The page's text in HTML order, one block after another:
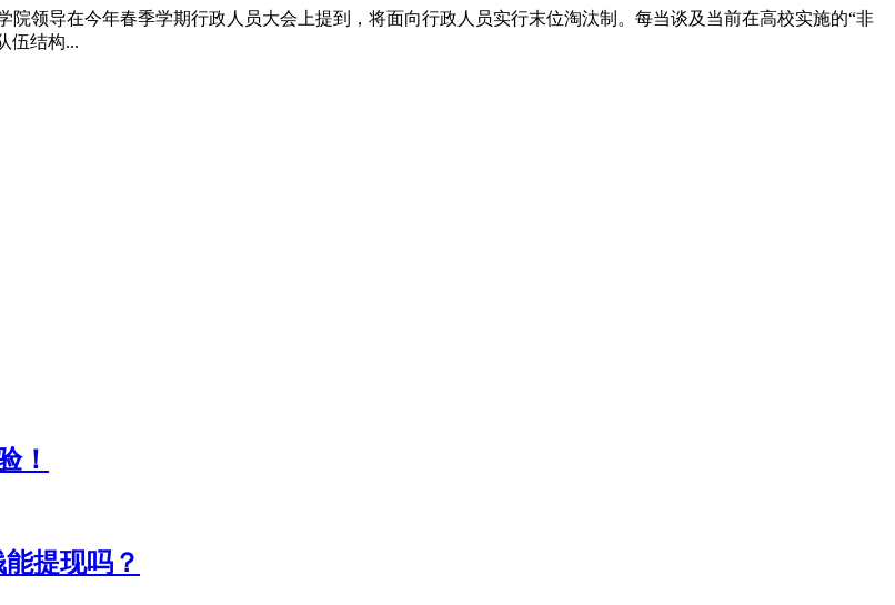
院领导在今年春季学期行政人员大会上提到，将面向行政人员实行末位淘汰制。每当谈及当前在高校实施的“非
伍结构...
！
提现吗？